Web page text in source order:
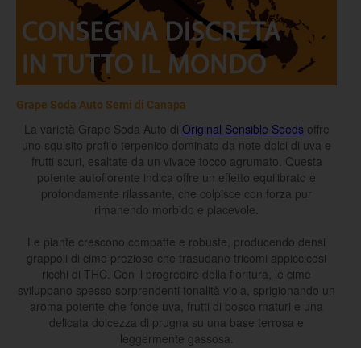
Grape Soda Auto Semi di Canapa
La varietà Grape Soda Auto di Original Sensible Seeds offre
uno squisito profilo terpenico dominato da note dolci di uva e
frutti scuri, esaltate da un vivace tocco agrumato. Questa
potente autofiorente indica offre un effetto equilibrato e
profondamente rilassante, che colpisce con forza pur
rimanendo morbido e piacevole.
Le piante crescono compatte e robuste, producendo densi
grappoli di cime preziose che trasudano tricomi appiccicosi
ricchi di THC. Con il progredire della fioritura, le cime
sviluppano spesso sorprendenti tonalità viola, sprigionando un
aroma potente che fonde uva, frutti di bosco maturi e una
delicata dolcezza di prugna su una base terrosa e
leggermente gassosa.